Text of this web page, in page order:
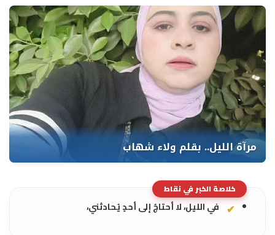
خلاصة الخبر في نقاط
في الليل، لا أحتاجُ إلى أحدٍ يُحادثني،